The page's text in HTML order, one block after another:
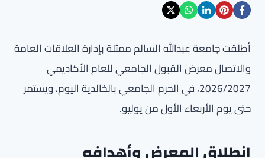
أطلقت جامعة عبدالله السالم ممثلة بإدارة العلاقات العامة
والاتصال معرض القبول الجامعي للعام الأكاديمي
2026/2027، في الحرم الجامعي بالخالدية اليوم، ويستمر
حتى يوم الأربعاء الأول من يوليو.